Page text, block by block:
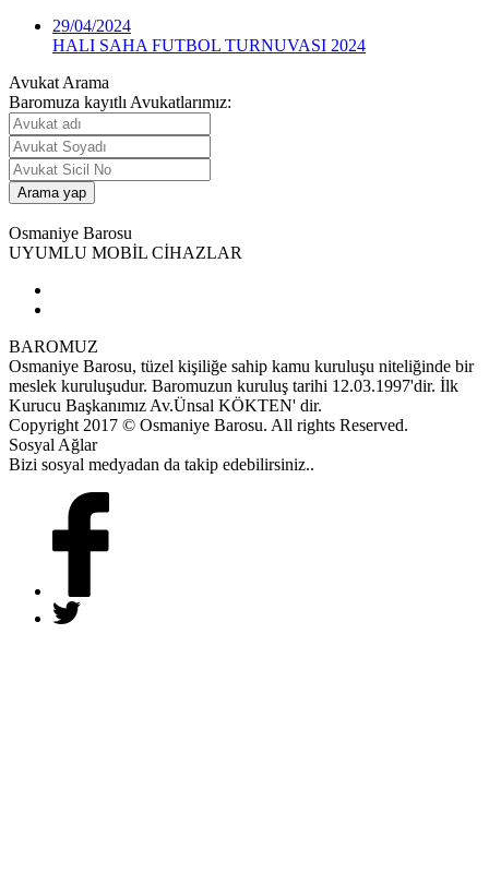
29/04/2024
HALI SAHA FUTBOL TURNUVASI 2024
Avukat Arama
Baromuza kayıtlı Avukatlarımız:
Osmaniye Barosu
UYUMLU MOBİL CİHAZLAR
BAROMUZ
Osmaniye Barosu, tüzel kişiliğe sahip kamu kuruluşu niteliğinde bir
meslek kuruluşudur. Baromuzun kuruluş tarihi 12.03.1997'dir. İlk
Kurucu Başkanımız Av.Ünsal KÖKTEN' dir.
Copyright 2017 © Osmaniye Barosu. All rights Reserved.
Sosyal Ağlar
Bizi sosyal medyadan da takip edebilirsiniz..